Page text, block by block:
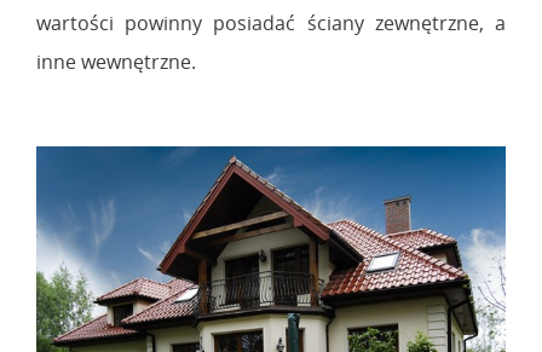
wartości powinny posiadać ściany zewnętrzne, a
inne wewnętrzne.